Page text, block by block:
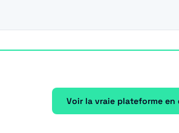
Voir la vraie plateforme en